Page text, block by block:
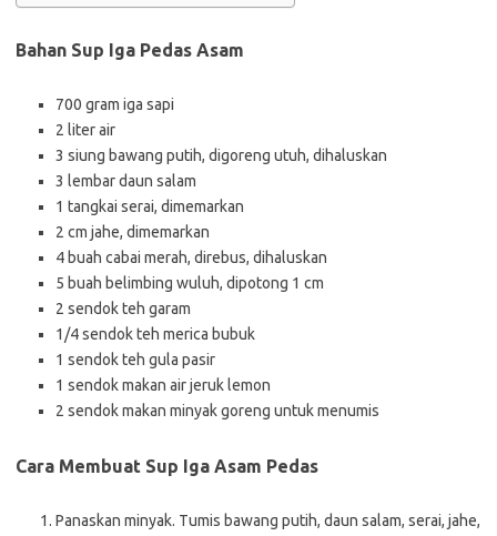
Bahan Sup Iga Pedas Asam
700 gram iga sapi
2 liter air
3 siung bawang putih, digoreng utuh, dihaluskan
3 lembar daun salam
1 tangkai serai, dimemarkan
2 cm jahe, dimemarkan
4 buah cabai merah, direbus, dihaluskan
5 buah belimbing wuluh, dipotong 1 cm
2 sendok teh garam
1/4 sendok teh merica bubuk
1 sendok teh gula pasir
1 sendok makan air jeruk lemon
2 sendok makan minyak goreng untuk menumis
Cara Membuat Sup Iga Asam Pedas
Panaskan minyak. Tumis bawang putih, daun salam, serai, jahe,